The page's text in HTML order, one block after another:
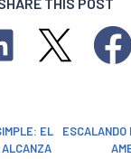
EL
ALCANZA